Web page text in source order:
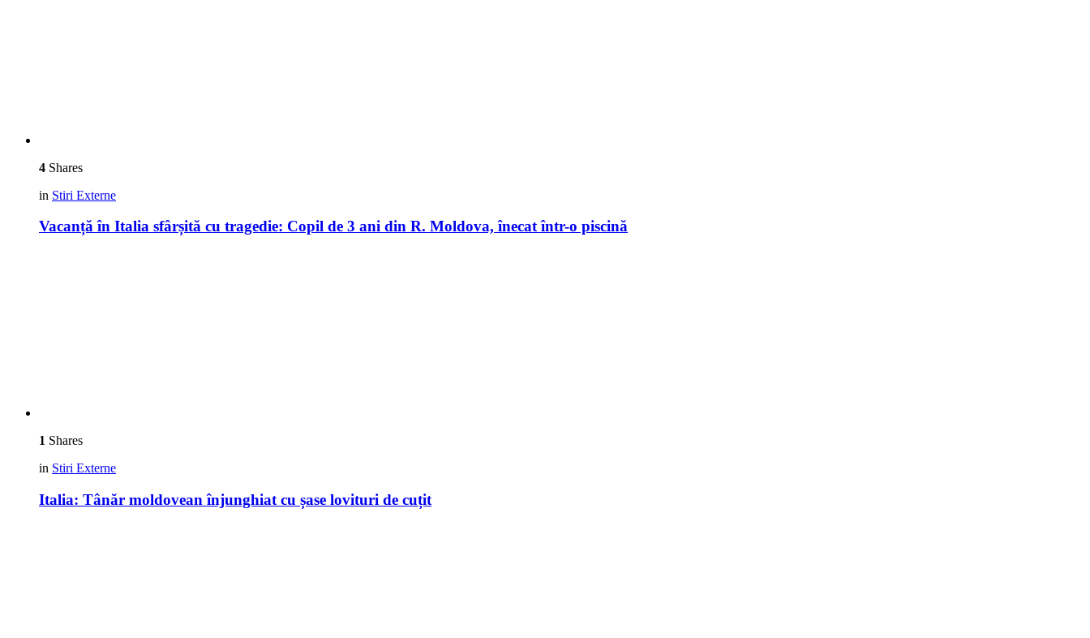
4 Shares
in Stiri Externe
Vacanță în Italia sfârșită cu tragedie: Copil de 3 ani din R. Moldova, înecat într-o piscină
1 Shares
in Stiri Externe
Italia: Tânăr moldovean înjunghiat cu șase lovituri de cuțit